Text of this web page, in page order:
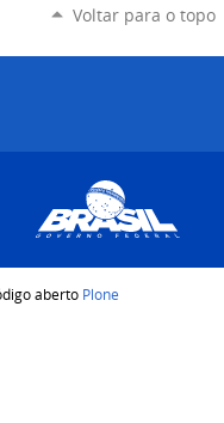
Voltar para o topo
aberto Plone